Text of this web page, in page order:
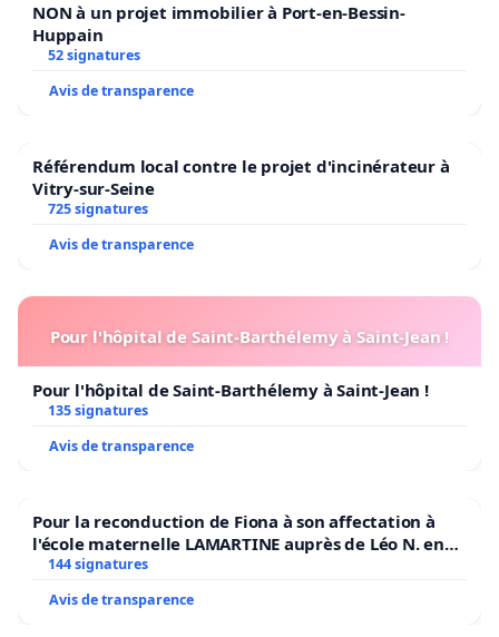
NON à un projet immobilier à Port-en-Bessin-
Huppain
52 signatures
Avis de transparence
Référendum local contre le projet d'incinérateur à
Vitry-sur-Seine
725 signatures
Avis de transparence
Pour l'hôpital de Saint-Barthélemy à Saint-Jean !
Pour l'hôpital de Saint-Barthélemy à Saint-Jean !
135 signatures
Avis de transparence
Pour la reconduction de Fiona à son affectation à
l'école maternelle LAMARTINE auprès de Léo N. en
2026/2027
144 signatures
Avis de transparence